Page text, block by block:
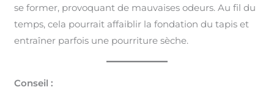
se former, provoquant de mauvaises odeurs. Au fil du
temps, cela pourrait affaiblir la fondation du tapis et
entraîner parfois une pourriture sèche.
Conseil :